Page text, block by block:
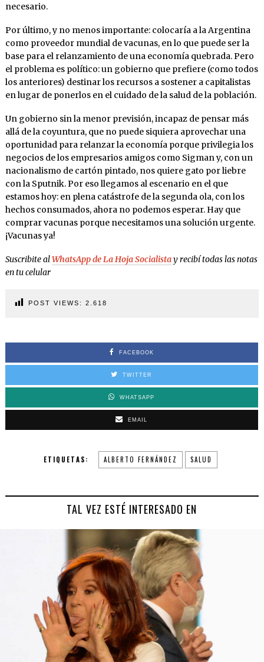
necesario.
Por último, y no menos importante: colocaría a la Argentina
como proveedor mundial de vacunas, en lo que puede ser la
base para el relanzamiento de una economía quebrada. Pero
el problema es político: un gobierno que prefiere (como todos
los anteriores) destinar los recursos a sostener a capitalistas
en lugar de ponerlos en el cuidado de la salud de la población.
Un gobierno sin la menor previsión, incapaz de pensar más
allá de la coyuntura, que no puede siquiera aprovechar una
oportunidad para relanzar la economía porque privilegia los
negocios de los empresarios amigos como Sigman y, con un
nacionalismo de cartón pintado, nos quiere gato por liebre
con la Sputnik. Por eso llegamos al escenario en el que
estamos hoy: en plena catástrofe de la segunda ola, con los
hechos consumados, ahora no podemos esperar. Hay que
comprar vacunas porque necesitamos una solución urgente.
¡Vacunas ya!
Suscribite alWhatsApp de La Hoja Socialistay recibí todas las notas
en tu celular
POST VIEWS: 2.618
FACEBOOK
TWITTER
WHATSAPP
EMAIL
ETIQUETAS: ALBERTO FERNÁNDEZ SALUD
TAL VEZ ESTÉ INTERESADO EN